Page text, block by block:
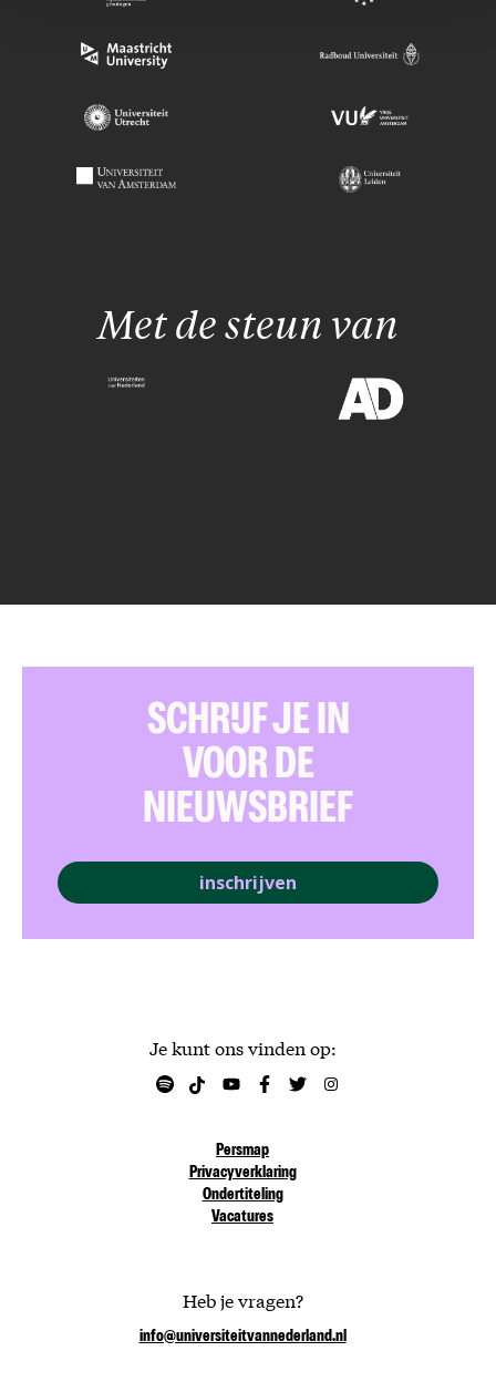
Met de steun van
Je kunt ons vinden op:
Persmap
Privacyverklaring
Ondertiteling
Vacatures
Heb je vragen?
info@universiteitvannederland.nl
SCHRIJF JE IN
VOOR DE
NIEUWSBRIEF
inschrijven